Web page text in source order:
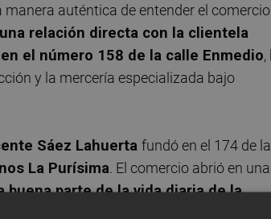
auténtica de entender el comercio
una relación directa con la clientela
el número 158 de la calle Enmedio,
y la mercería especializada bajo
Sáez Lahuerta fundó en el 174 de la
La Purísima. El comercio abrió en una
parte de la vida diaria de la